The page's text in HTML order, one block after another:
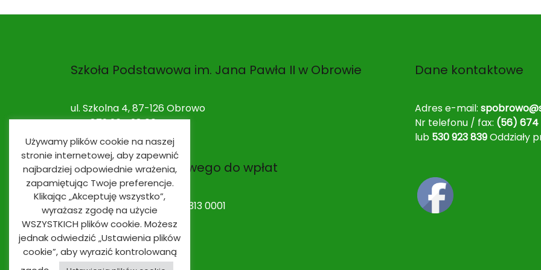
Szkoła Podstawowa im. Jana Pawła II w Obrowie
ul. Szkolna 4, 87-126 Obrowo
NIP: 879 264 28 00
Nr rachunku bankowego do wpłat
53 9491 0003 0020 0010 2313 0001
Dane kontaktowe
Adres e-mail:
Nr telefonu / fax: (56) 674
lub 530 923 839Oddziały
Używamy plików cookie na naszej
stronie internetowej, aby zapewnić
najbardziej odpowiednie wrażenia,
zapamiętując Twoje preferencje.
Klikając „Akceptuję wszystko”,
wyrażasz zgodę na użycie
WSZYSTKICH plików cookie. Możesz
jednak odwiedzić „Ustawienia plików
cookie”, aby wyrazić kontrolowaną